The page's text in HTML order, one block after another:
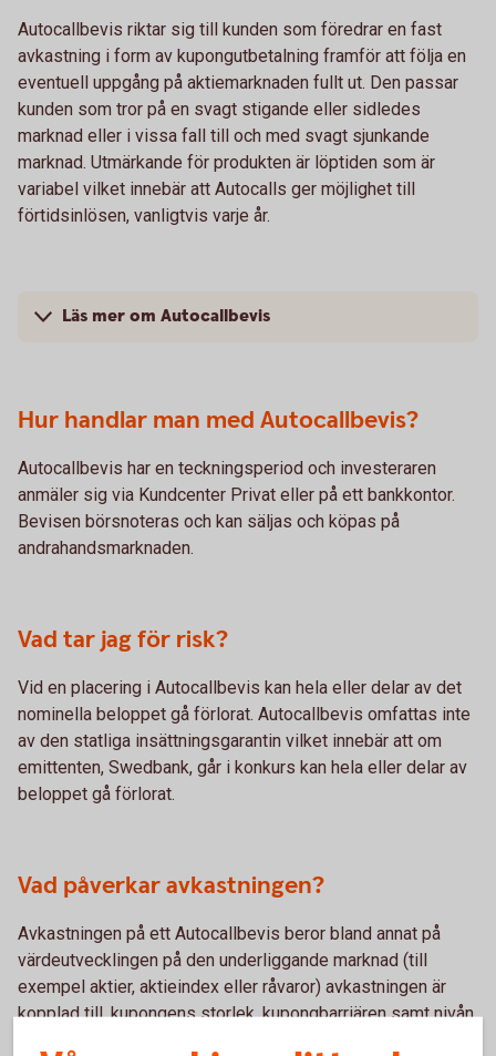
Autocallbevis riktar sig till kunden som föredrar en fast
avkastning i form av kupongutbetalning framför att följa en
eventuell uppgång på aktiemarknaden fullt ut. Den passar
kunden som tror på en svagt stigande eller sidledes
marknad eller i vissa fall till och med svagt sjunkande
marknad. Utmärkande för produkten är löptiden som är
variabel vilket innebär att Autocalls ger möjlighet till
förtidsinlösen, vanligtvis varje år.
Läs mer om Autocallbevis
Hur handlar man med Autocallbevis?
Autocallbevis har en teckningsperiod och investeraren
anmäler sig via Kundcenter Privat eller på ett bankkontor.
Bevisen börsnoteras och kan säljas och köpas på
andrahandsmarknaden.
Vad tar jag för risk?
Vid en placering i Autocallbevis kan hela eller delar av det
nominella beloppet gå förlorat. Autocallbevis omfattas inte
av den statliga insättningsgarantin vilket innebär att om
emittenten, Swedbank, går i konkurs kan hela eller delar av
beloppet gå förlorat.
Vad påverkar avkastningen?
Avkastningen på ett Autocallbevis beror bland annat på
värdeutvecklingen på den underliggande marknad (till
exempel aktier, aktieindex eller råvaror) avkastningen är
kopplad till, kupongens storlek, kupongbarriären samt nivån